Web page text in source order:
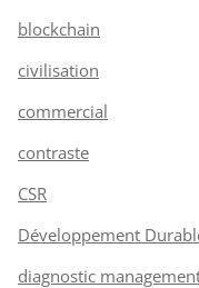
blockchain
civilisation
commercial
contraste
CSR
Développement
diagnostic